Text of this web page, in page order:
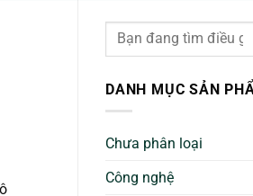
DANH MỤC SẢN
Chưa phân loại
Công nghệ